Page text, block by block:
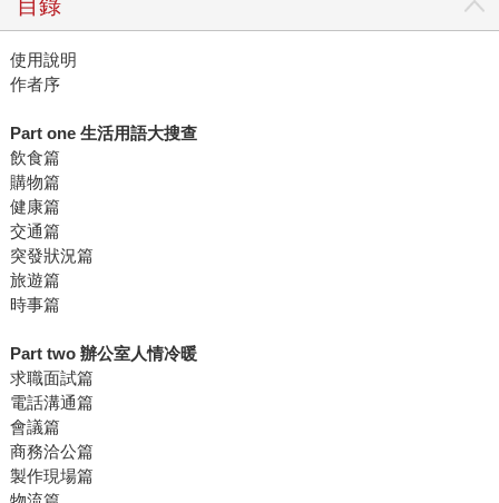
目錄
使用說明
作者序
Part one 生活用語大搜查
飲食篇
購物篇
健康篇
交通篇
突發狀況篇
旅遊篇
時事篇
Part two 辦公室人情冷暖
求職面試篇
電話溝通篇
會議篇
商務洽公篇
製作現場篇